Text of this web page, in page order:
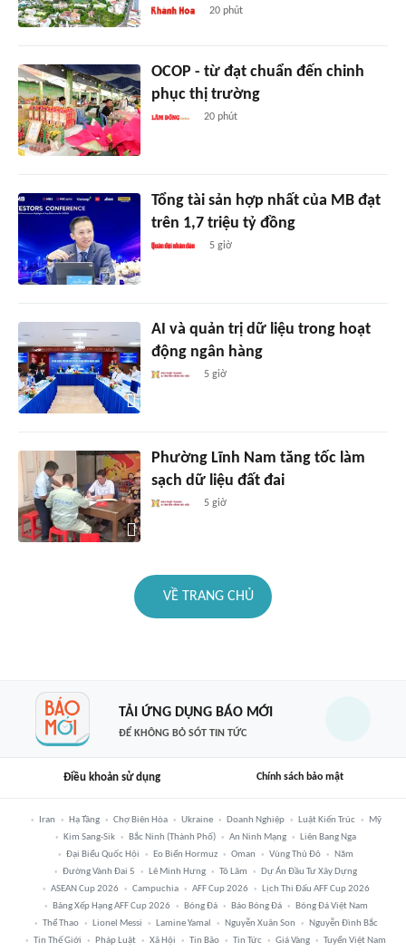
20 phút
OCOP - từ đạt chuẩn đến chinh
phục thị trường
20 phút
Tổng tài sản hợp nhất của MB đạt
trên 1,7 triệu tỷ đồng
5 giờ
AI và quản trị dữ liệu trong hoạt
động ngân hàng
5 giờ
Phường Lĩnh Nam tăng tốc làm
sạch dữ liệu đất đai
5 giờ
VỀ TRANG CHỦ
TẢI ỨNG DỤNG BÁO MỚI
ĐỂ KHÔNG BỎ SÓT TIN TỨC
Điều khoản sử dụng Chính sách bảo mật
Iran Hạ Tầng Chợ Biên Hòa Ukraine Doanh Nghiệp Luật Kiến Trúc
Mỹ
Kim Sang-Sik
Bắc Ninh (thành Phố) An Ninh Mạng
Liên Bang Nga
Đại Biểu Quốc Hội
Eo Biển Hormuz Oman Vùng Thủ Đô
Năm
Đường Vành Đai 5
Lê Minh Hưng Tô Lâm
Dự Án Đầu Tư Xây Dựng
ASEAN Cup 2026
Campuchia AFF Cup 2026
Lịch Thi Đấu AFF Cup 2026
Bảng Xếp Hạng AFF Cup 2026
Bóng Đá Báo Bóng Đá
Bóng Đá Việt Nam
Thể Thao
Lionel Messi Lamine Yamal Nguyễn Xuân Son
Nguyễn Đình Bắc
Tin Thế Giới
Pháp Luật Xã Hội Tin Bão Tin Tức Giá Vàng
Tuyển Việt Nam